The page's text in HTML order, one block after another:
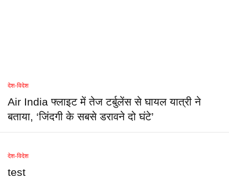
देश-विदेश
Air India फ्लाइट में तेज टर्बुलेंस से घायल यात्री ने
बताया, ‘जिंदगी के सबसे डरावने दो घंटे’
देश-विदेश
test